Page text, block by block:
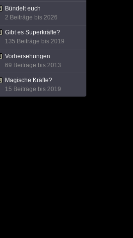
Bündelt euch
2 Beiträge bis 2026
Gibt es Superkräfte?
135 Beiträge bis 2019
Vorhersehungen
69 Beiträge bis 2013
Magische Kräfte?
15 Beiträge bis 2019